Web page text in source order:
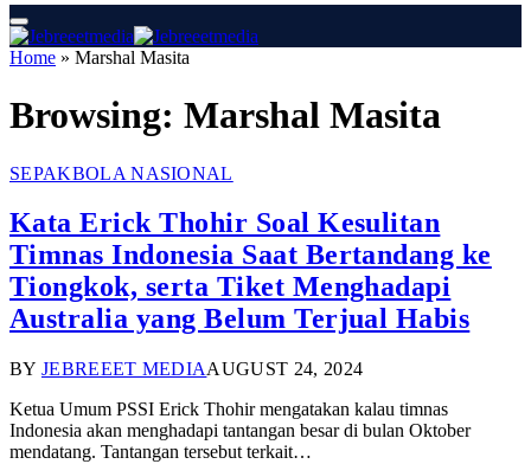
Home » Marshal Masita
Browsing: Marshal Masita
SEPAKBOLA NASIONAL
Kata Erick Thohir Soal Kesulitan
Timnas Indonesia Saat Bertandang ke
Tiongkok, serta Tiket Menghadapi
Australia yang Belum Terjual Habis
BY JEBREEET MEDIAAUGUST 24, 2024
Ketua Umum PSSI Erick Thohir mengatakan kalau timnas
Indonesia akan menghadapi tantangan besar di bulan Oktober
mendatang. Tantangan tersebut terkait…